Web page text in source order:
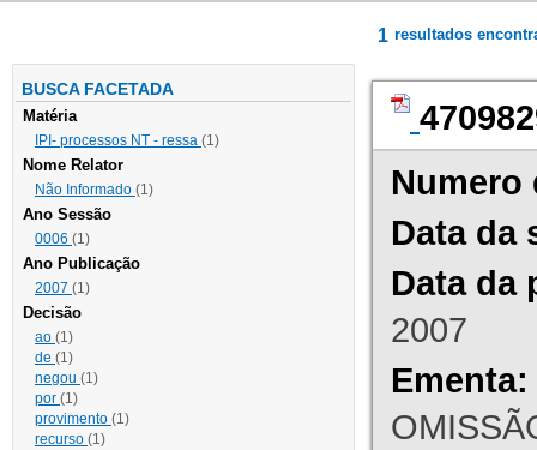
BUSCA FACETADA
Matéria
IPI- processos NT - ressa (1)
Nome Relator
Não Informado (1)
Ano Sessão
0006 (1)
Ano Publicação
2007 (1)
Decisão
ao (1)
de (1)
negou (1)
por (1)
provimento (1)
recurso (1)
1 resultados
Numero
Data da
Data da
2007
Ementa: